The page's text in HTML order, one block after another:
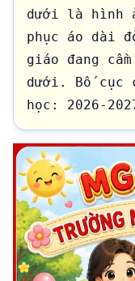
dưới là hình
phục áo dài
giáo đang
dưới. Bố cục
học: 2026-